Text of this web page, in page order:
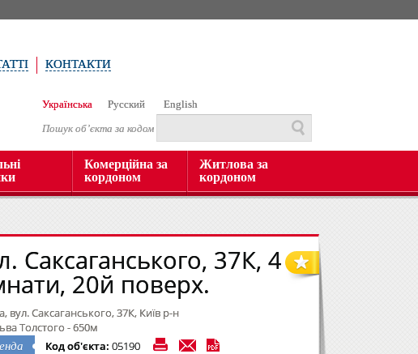
КОНТАКТИ
Українська Русский
English
Пошук об’єкта за кодом
Комерційна за
кордоном
Житлова за
кордоном
Саксаганського, 37К, 4
20й поверх.
вул. Саксаганського, 37К, Київ р-н
Толстого - 650м
Код об'єкта: 05190